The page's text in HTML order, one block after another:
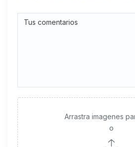
Arrastra imagenes
o